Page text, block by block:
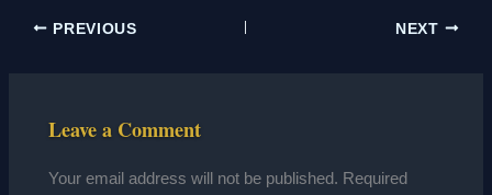
PREVIOUS NEXT
Leave a Comment
Your email address will not be published. Required